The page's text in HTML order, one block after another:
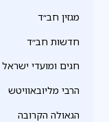
מגזין חב״ד
חדשות חב״ד
חגים ומועדי ישראל
הרבי מליובאוויטש
הגאולה הקרובה